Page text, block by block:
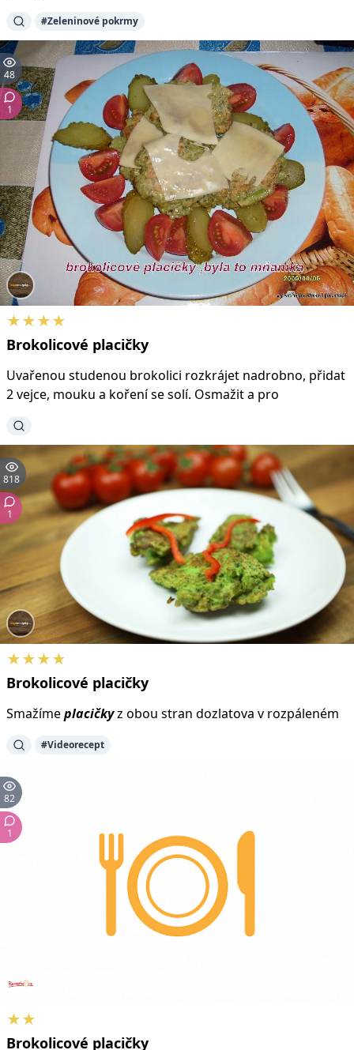
#Zeleninové pokrmy
48
1
★★★★
Brokolicové placičky
Uvařenou studenou brokolici rozkrájet nadrobno, přidat
2 vejce, mouku a koření se solí. Osmažit a pro
818
1
★★★★
Brokolicové placičky
Smažímeplacičkyz obou stran dozlatova v rozpáleném
#Videorecept
82
1
★★
Brokolicové placičky